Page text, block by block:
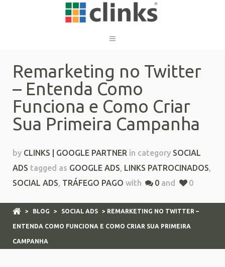
Remarketing no Twitter
– Entenda Como
Funciona e Como Criar
Sua Primeira Campanha
by CLINKS | GOOGLE PARTNER in category SOCIAL
ADS tagged as GOOGLE ADS, LINKS PATROCINADOS,
SOCIAL ADS, TRÁFEGO PAGO with 0 and 0
> BLOG > SOCIAL ADS > REMARKETING NO TWITTER –
ENTENDA COMO FUNCIONA E COMO CRIAR SUA PRIMEIRA
CAMPANHA